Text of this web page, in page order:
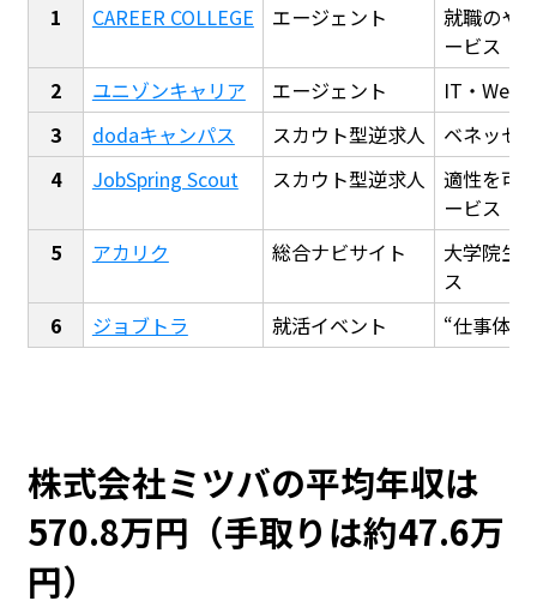
CAREER COLLEGE
エージェント
就職のや
ービス
ユニゾンキャリア
エージェント
IT・Web
dodaキャンパス
スカウト型逆求人
ベネッセ
JobSpring Scout
スカウト型逆求人
適性を可
ービス
アカリク
総合ナビサイト
大学院生
ス
ジョブトラ
就活イベント “仕事体
株式会社ミツバの平均年収は
570.8万円（手取りは約47.6万
円）